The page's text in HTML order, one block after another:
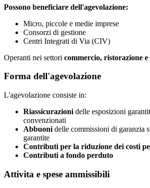
Possono beneficiare dell'agevolazione:
Micro, piccole e medie imprese
Consorzi di gestione
Centri Integrati di Via (CIV)
Operanti nei settori commercio, ristorazione e
Forma dell'agevolazione
L'agevolazione consiste in:
Riassicurazioni delle esposizioni
convenzionati
Abbuoni delle commissioni di garanzia
garantite
Contributi per la riduzione dei costi
Contributi a fondo perduto
Attivita e spese ammissibili